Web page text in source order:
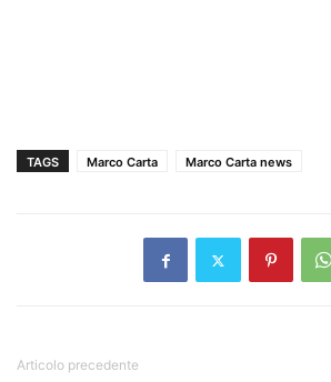
TAGS Marco Carta Marco Carta news
Articolo precedente